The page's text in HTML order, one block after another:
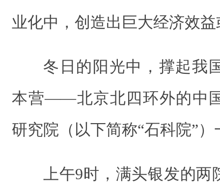
业化中，创造出巨大经济效
冬日的阳光中，撑起我
本营――北京北四环外的中
研究院（以下简称“石科院”
上午9时，满头银发的